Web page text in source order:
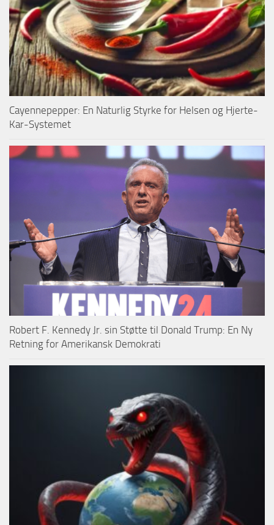
Cayennepepper: En Naturlig Styrke for Helsen og Hjerte-
Kar-Systemet
Robert F. Kennedy Jr. sin Støtte til Donald Trump: En Ny
Retning for Amerikansk Demokrati